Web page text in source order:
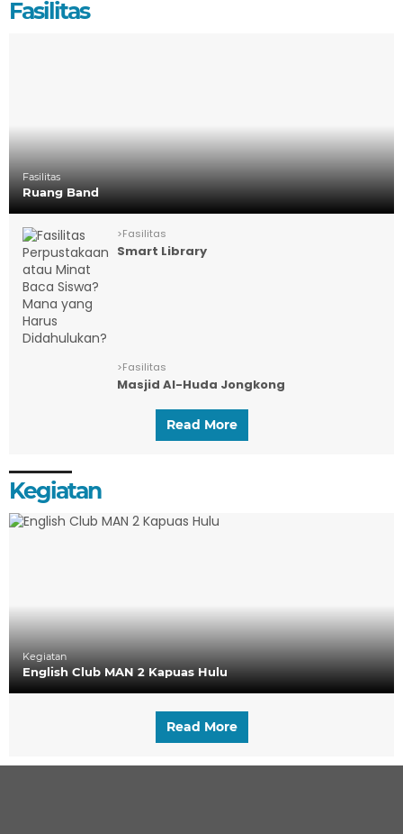
Fasilitas
Fasilitas
Ruang Band
>Fasilitas
Smart Library
>Fasilitas
Masjid Al-Huda Jongkong
Read More
Kegiatan
Kegiatan
English Club MAN 2 Kapuas Hulu
Read More